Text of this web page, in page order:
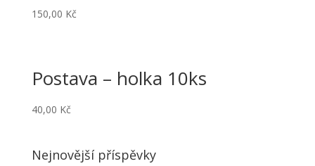
150,00 Kč
Postava – holka 10ks
40,00 Kč
Nejnovější příspěvky